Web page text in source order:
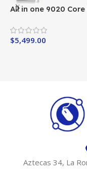
All in one 9020 Core
$5,499.00
Aztecas 34, La